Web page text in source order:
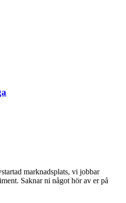
marknadsplats, vi jobbar
Saknar ni något hör av er på